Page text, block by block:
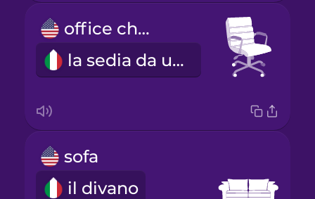
office chair
la sedia da ufficio
sofa
il divano